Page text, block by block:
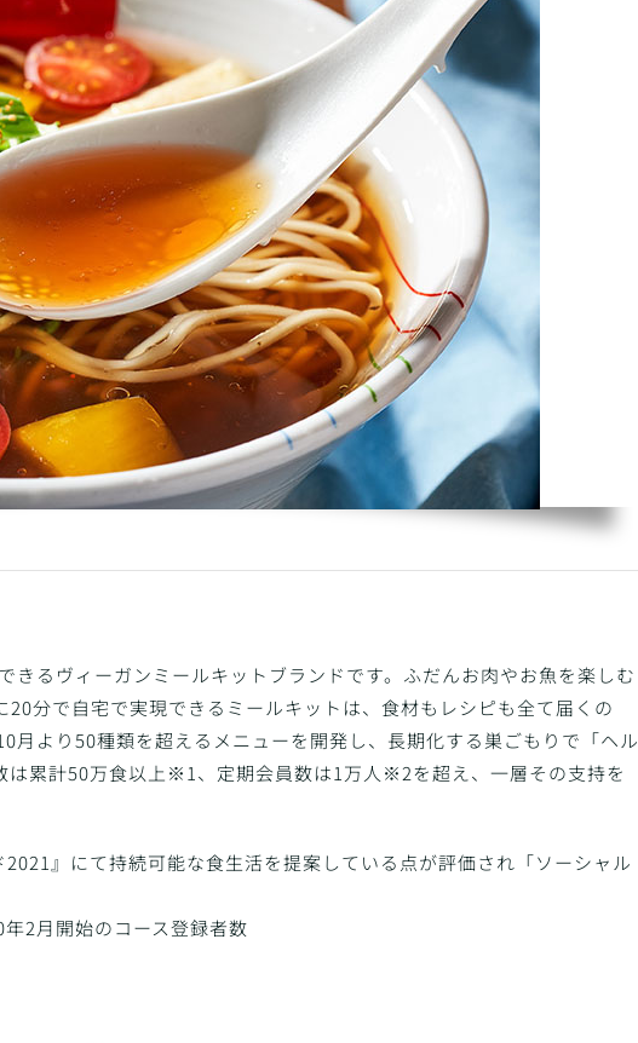
るヴィーガンミールキットブランドです。ふだんお肉やお魚を楽しむ
分で自宅で実現できるミールキットは、食材もレシピも全て届くの
月より50種類を超えるメニューを開発し、長期化する巣ごもりで「ヘル
は累計50万食以上※1、定期会員数は1万人※2を超え、一層その支持を
』にて持続可能な食生活を提案している点が評価され「ソーシャル
2月開始のコース登録者数